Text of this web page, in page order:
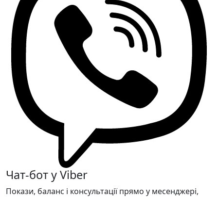
Чат-бот у Viber
Покази, баланс і консультації прямо у месенджері,